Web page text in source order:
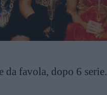
da favola, dopo 6 serie.